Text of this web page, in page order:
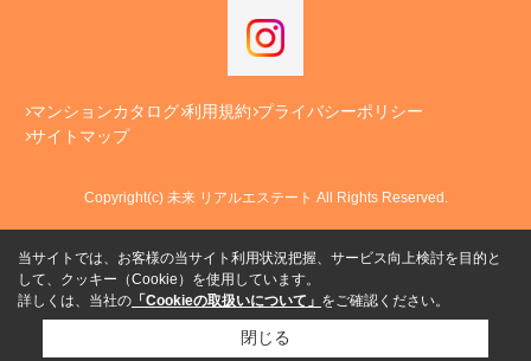
マンションカタログ 利用規約 プライバシーポリシー
サイトマップ
Copyright(c) 未来 リアルエステート All Rights Reserved.
当サイトでは、お客様の当サイト利用状況把握、サービス向上検討を目的と
して、クッキー（Cookie）を使用しています。
詳しくは、当社の 「Cookieの取扱いについて」 をご確認ください。
閉じる